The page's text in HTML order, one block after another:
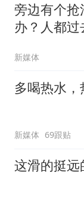
旁边有个
办？人都过
新媒体
多喝热水，
新媒体 69跟贴
这滑的挺